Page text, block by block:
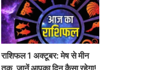
राशिफल 1 अक्टूबर: मेष से मीन
तक, जानें आपका दिन कैसा रहेगा!